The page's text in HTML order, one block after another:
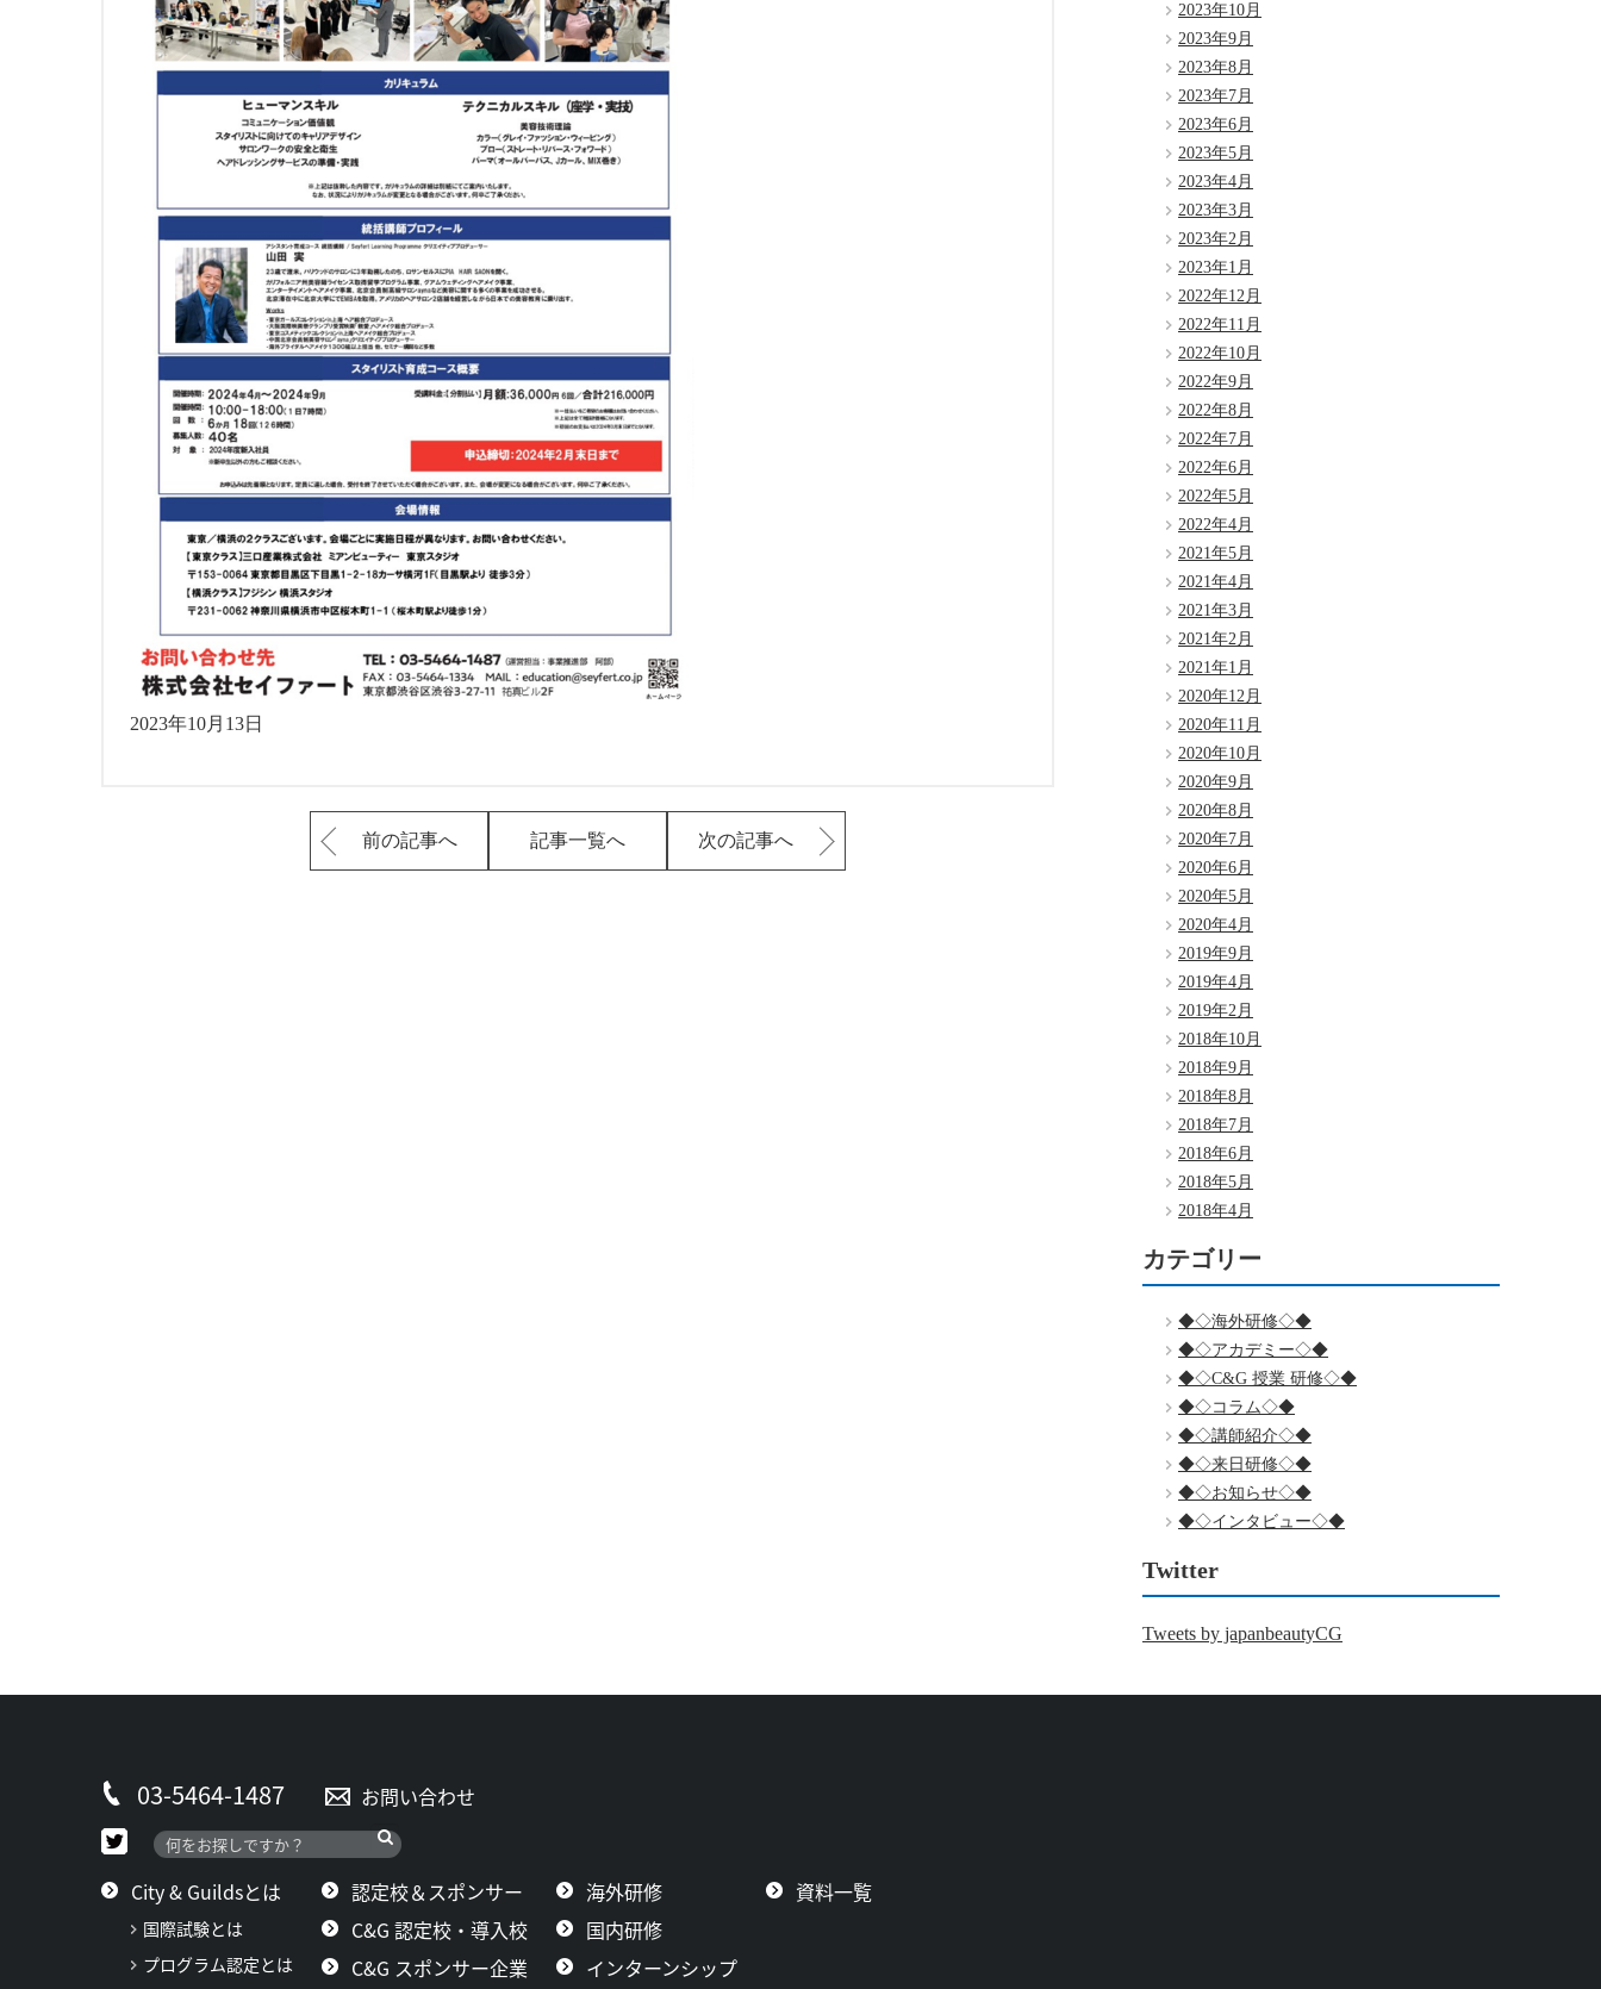
2023年10月13日
前の記事へ 記事一覧へ 次の記事へ
2023年10月
2023年9月
2023年8月
2023年7月
2023年6月
2023年5月
2023年4月
2023年3月
2023年2月
2023年1月
2022年12月
2022年11月
2022年10月
2022年9月
2022年8月
2022年7月
2022年6月
2022年5月
2022年4月
2021年5月
2021年4月
2021年3月
2021年2月
2021年1月
2020年12月
2020年11月
2020年10月
2020年9月
2020年8月
2020年7月
2020年6月
2020年5月
2020年4月
2019年9月
2019年4月
2019年2月
2018年10月
2018年9月
2018年8月
2018年7月
2018年6月
2018年5月
2018年4月
カテゴリー
◆◇海外研修◇◆
◆◇アカデミー◇◆
◆◇C&G 授業 研修◇◆
◆◇コラム◇◆
◆◇講師紹介◇◆
◆◇来日研修◇◆
◆◇お知らせ◇◆
◆◇インタビュー◇◆
Twitter
Tweets by japanbeautyCG
03-5464-1487 お問い合わせ
City & Guildsとは
国際試験とは
プログラム認定とは
認定校＆スポンサー
C&G 認定校・導入校
C&G スポンサー企業
海外研修
国内研修
インターンシップ
資料一覧